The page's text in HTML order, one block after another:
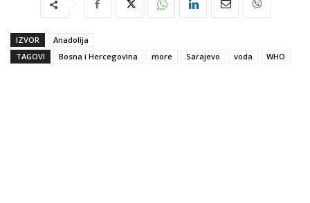
IZVOR
Anadolija
TAGOVI
Bosna i Hercegovina more Sarajevo voda WHO